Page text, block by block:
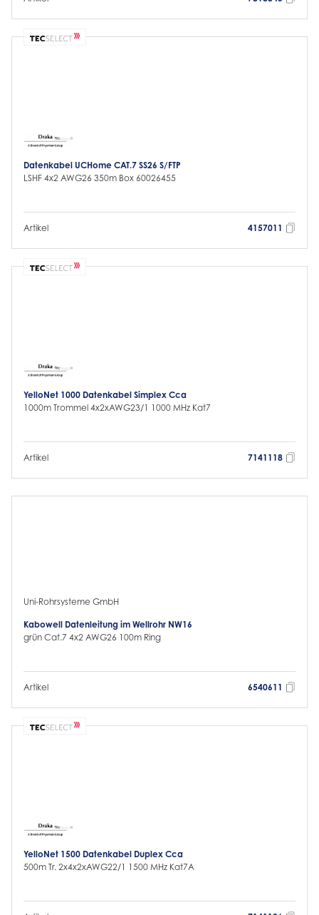
Datenkabel UCHome CAT.7 SS26 S/FTP
LSHF 4x2 AWG26 350m Box 60026455
Artikel 4157011
YelloNet 1000 Datenkabel Simplex Cca
1000m Trommel 4x2xAWG23/1 1000 MHz Kat7
Artikel 7141118
Uni-Rohrsysteme GmbH
Kabowell Datenleitung im Wellrohr NW16
grün Cat.7 4x2 AWG26 100m Ring
Artikel 6540611
YelloNet 1500 Datenkabel Duplex Cca
500m Tr. 2x4x2xAWG22/1 1500 MHz Kat7A